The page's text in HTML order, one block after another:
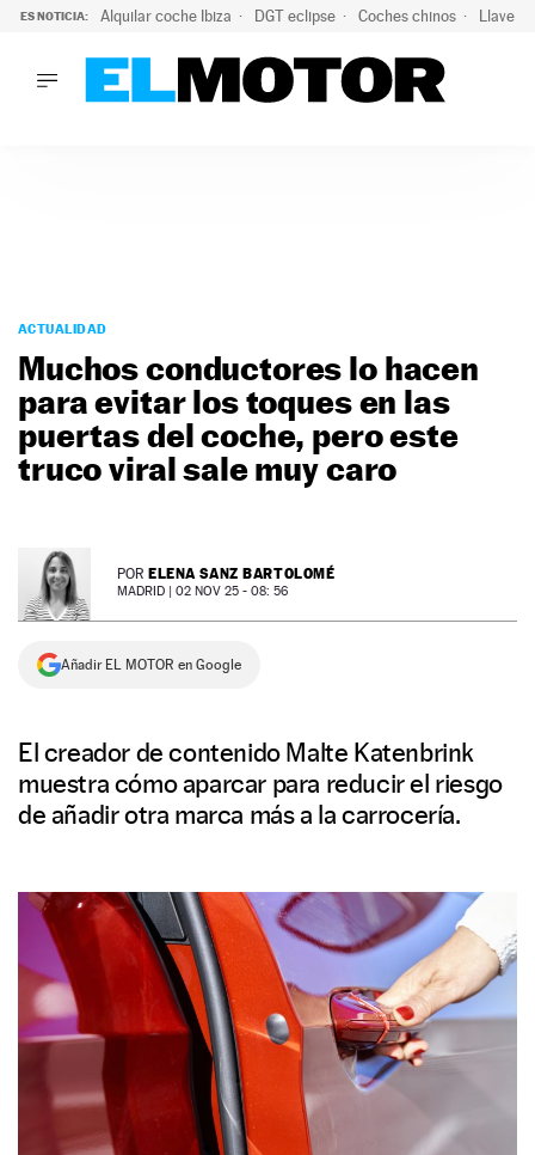
ES NOTICIA: Alquilar coche Ibiza DGT eclipse Coches chinos Llaves
PODCAST
MOTOS
TECNOLOGÍA
SUPERCOCHES
MOTORTV
NEWSLETTER
ACTUALIDAD
Muchos conductores lo hacen
para evitar los toques en las
puertas del coche, pero este
truco viral sale muy caro
POR ELENA SANZ BARTOLOMÉ
MADRID | 02 NOV 25 - 08: 56
Añadir EL MOTOR en Google
El creador de contenido Malte Katenbrink
muestra cómo aparcar para reducir el riesgo
de añadir otra marca más a la carrocería.